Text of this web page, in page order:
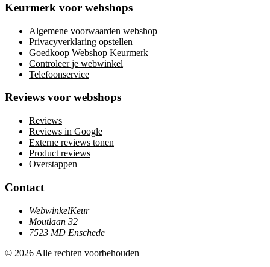
Keurmerk voor webshops
Algemene voorwaarden webshop
Privacyverklaring opstellen
Goedkoop Webshop Keurmerk
Controleer je webwinkel
Telefoonservice
Reviews voor webshops
Reviews
Reviews in Google
Externe reviews tonen
Product reviews
Overstappen
Contact
WebwinkelKeur
Moutlaan 32
7523 MD Enschede
© 2026 Alle rechten voorbehouden